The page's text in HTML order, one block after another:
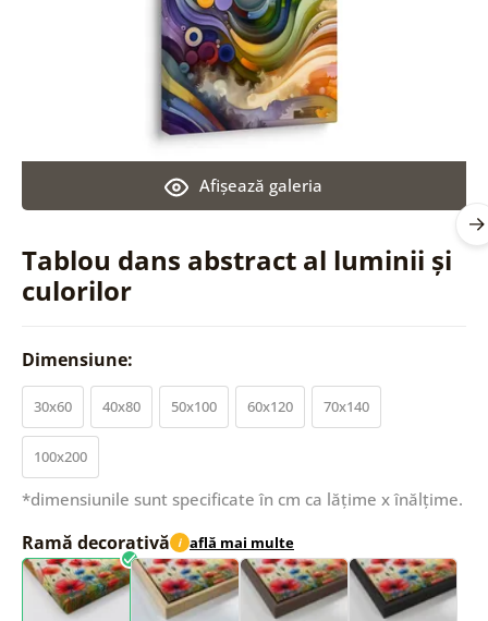
Tablou dans abstract al luminii și
culorilor
Afişează galeria
Dimensiune:
30x60 40x80 50x100 60x120 70x140
100x200
*dimensiunile sunt specificate în cm ca lățime x înălțime.
Ramă decorativă i află mai multe